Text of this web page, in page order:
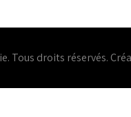
Tous droits réservés.